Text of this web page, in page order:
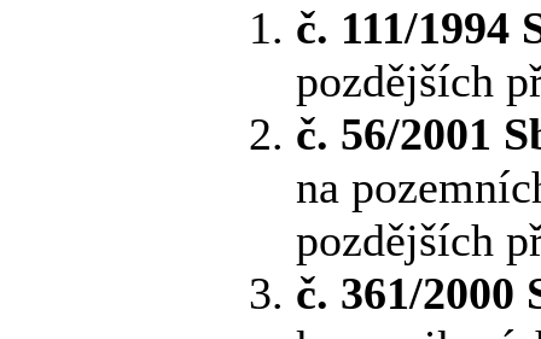
č. 111/1994
pozdějších
č. 56/2001
na
pozdějších
č. 361/2000